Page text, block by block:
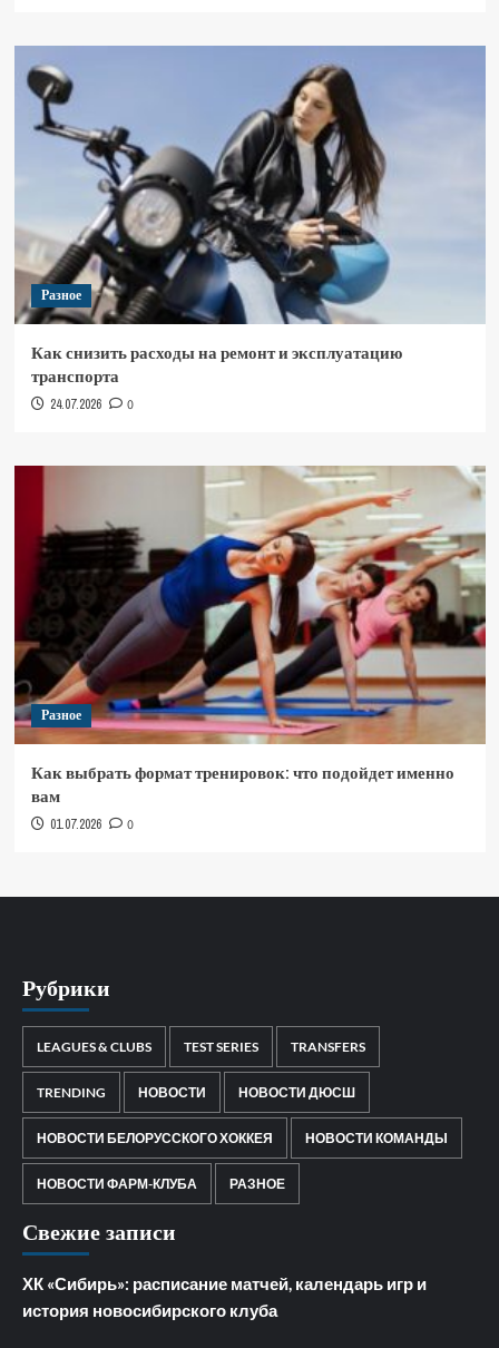
Разное
Как снизить расходы на ремонт и эксплуатацию
транспорта
24.07.2026 0
Разное
Как выбрать формат тренировок: что подойдет именно
вам
01.07.2026 0
Рубрики
LEAGUES & CLUBS TEST SERIES TRANSFERS
TRENDING НОВОСТИ НОВОСТИ ДЮСШ
НОВОСТИ БЕЛОРУССКОГО ХОККЕЯ НОВОСТИ КОМАНДЫ
НОВОСТИ ФАРМ-КЛУБА РАЗНОЕ
Свежие записи
ХК «Сибирь»: расписание матчей, календарь игр и
история новосибирского клуба